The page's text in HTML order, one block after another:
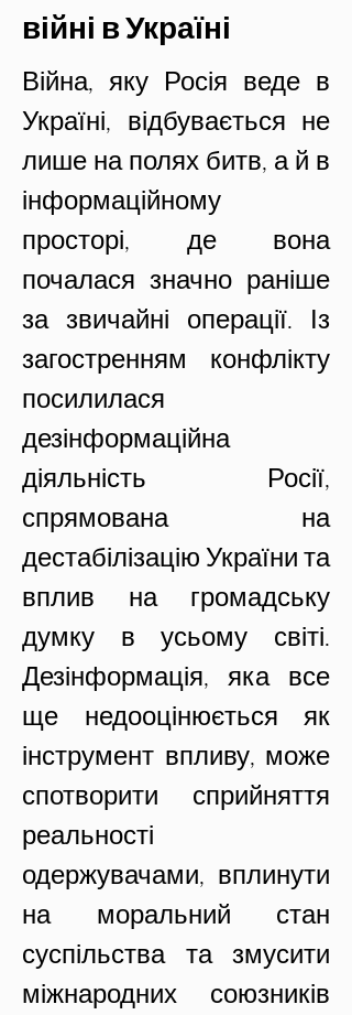
війні в Україні
Війна, яку Росія веде в
Україні, відбувається не
лише на полях битв, а й в
інформаційному
просторі, де вона
почалася значно раніше
за звичайні операції. Із
загостренням конфлікту
посилилася
дезінформаційна
діяльність Росії,
спрямована на
дестабілізацію України та
вплив на громадську
думку в усьому світі.
Дезінформація, яка все
ще недооцінюється як
інструмент впливу, може
спотворити сприйняття
реальності
одержувачами, вплинути
на моральний стан
суспільства та змусити
міжнародних союзників